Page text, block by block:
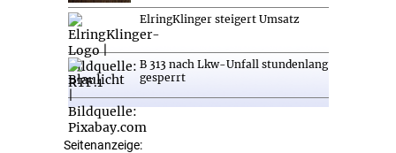
ElringKlinger steigert Umsatz
B 313 nach Lkw-Unfall stundenlang
gesperrt
Seitenanzeige: